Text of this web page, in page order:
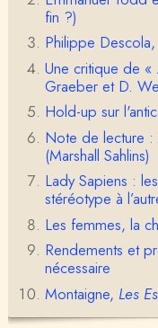
ens de lire
Anonymous
1° Le
ma évolutif
Olivier
Une
erci pour
Christophe
Déjà, je ne
moins que la
Damian
oute une
H…
fin ?)
Philippe
Une critique de
Graeber et D.
Hold-up sur
Note de lecture :
(Marshall Sahlins)
Lady Sapiens :
stéréotype à
Les femmes, la
Rendements et
nécessaire
Montaigne, Les